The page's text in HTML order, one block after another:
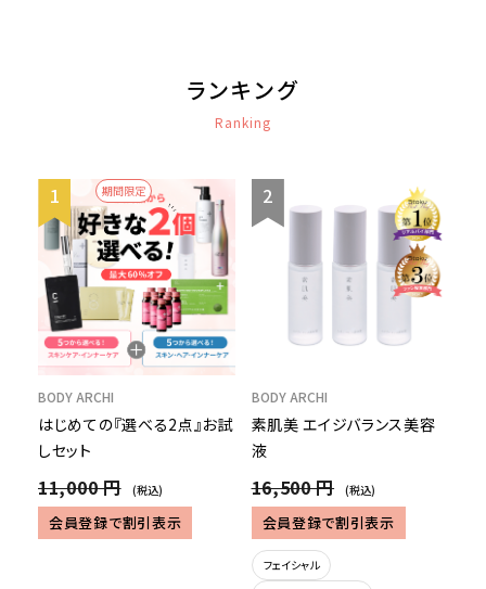
ランキング
Ranking
期間限定
BODY ARCHI
はじめての『選べる2点』お試
しセット
11,000 円 (税込)
会員登録で割引表示
BODY ARCHI
素肌美 エイジバランス美容
液
16,500 円 (税込)
会員登録で割引表示
フェイシャル